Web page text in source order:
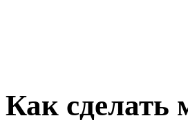
Как сделать